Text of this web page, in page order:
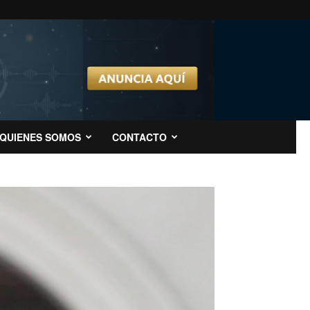
QUIENES SOMOS CONTACTO